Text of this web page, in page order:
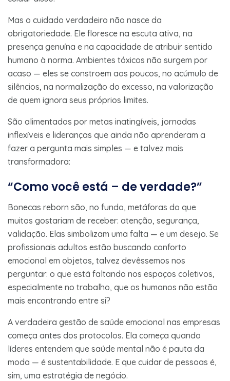
Mas o cuidado verdadeiro não nasce da
obrigatoriedade. Ele floresce na escuta ativa, na
presença genuína e na capacidade de atribuir sentido
humano à norma. Ambientes tóxicos não surgem por
acaso — eles se constroem aos poucos, no acúmulo de
silêncios, na normalização do excesso, na valorização
de quem ignora seus próprios limites.
São alimentados por metas inatingíveis, jornadas
inflexíveis e lideranças que ainda não aprenderam a
fazer a pergunta mais simples — e talvez mais
transformadora:
“Como você está – de verdade?”
Bonecas reborn são, no fundo, metáforas do que
muitos gostariam de receber: atenção, segurança,
validação. Elas simbolizam uma falta — e um desejo. Se
profissionais adultos estão buscando conforto
emocional em objetos, talvez devêssemos nos
perguntar: o que está faltando nos espaços coletivos,
especialmente no trabalho, que os humanos não estão
mais encontrando entre si?
A verdadeira gestão de saúde emocional nas empresas
começa antes dos protocolos. Ela começa quando
líderes entendem que saúde mental não é pauta da
moda — é sustentabilidade. E que cuidar de pessoas é,
sim, uma estratégia de negócio.